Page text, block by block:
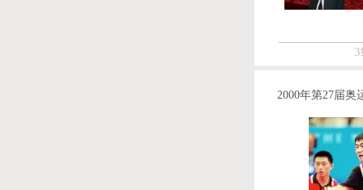
2000年第27届奥